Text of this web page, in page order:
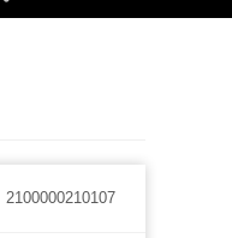
2100000210107